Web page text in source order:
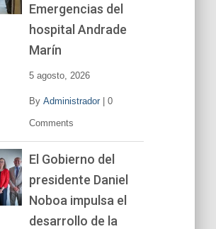
Emergencias del
hospital Andrade
Marín
5 agosto, 2026
By Administrador| 0
Comments
El Gobierno del
presidente Daniel
Noboa impulsa el
desarrollo de la